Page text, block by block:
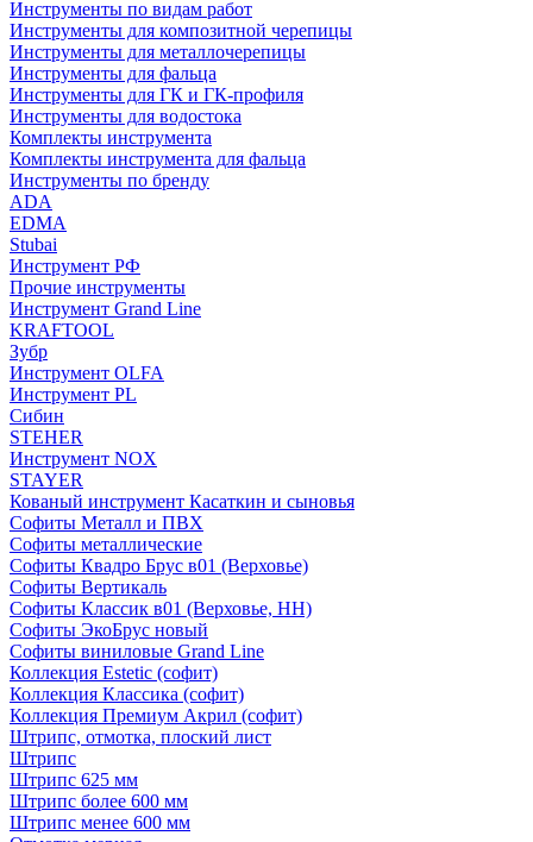
Инструменты по видам работ
Инструменты для композитной черепицы
Инструменты для металлочерепицы
Инструменты для фальца
Инструменты для ГК и ГК-профиля
Инструменты для водостока
Комплекты инструмента
Комплекты инструмента для фальца
Инструменты по бренду
ADA
EDMA
Stubai
Инструмент РФ
Прочие инструменты
Инструмент Grand Line
KRAFTOOL
Зубр
Инструмент OLFA
Инструмент PL
Сибин
STEHER
Инструмент NOX
STAYER
Кованый инструмент Касаткин и сыновья
Софиты Металл и ПВХ
Софиты металлические
Софиты Квадро Брус в01 (Верховье)
Софиты Вертикаль
Софиты Классик в01 (Верховье, НН)
Софиты ЭкоБрус новый
Софиты виниловые Grand Line
Коллекция Estetic (софит)
Коллекция Классика (софит)
Коллекция Премиум Акрил (софит)
Штрипс, отмотка, плоский лист
Штрипс
Штрипс 625 мм
Штрипс более 600 мм
Штрипс менее 600 мм